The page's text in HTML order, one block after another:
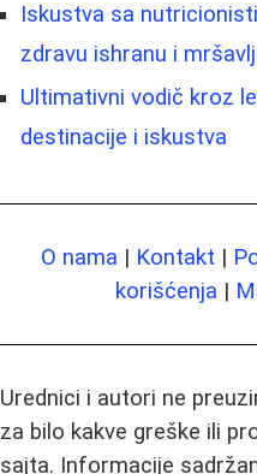
Iskustva sa
zdravu ishranu i
Ultimativni vodič kroz
destinacije i iskustva
O nama | Kontakt |
korišćenja |
Urednici i autori ne
za bilo kakve greške ili
sajta. Informacije